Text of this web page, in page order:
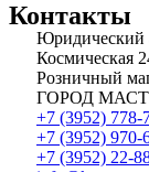
Контакты
Космическая
Розничный
ГОРОД
+7 (3952) 778-
+7 (3952) 970-
+7 (3952) 22-